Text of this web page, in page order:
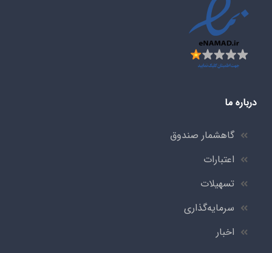
درباره ما
گاهشمار صندوق
اعتبارات
تسهیلات
سرمایه‌گذاری
اخبار